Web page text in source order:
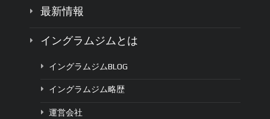
最新情報
イングラムジムとは
イングラムジムBLOG
イングラムジム略歴
運営会社